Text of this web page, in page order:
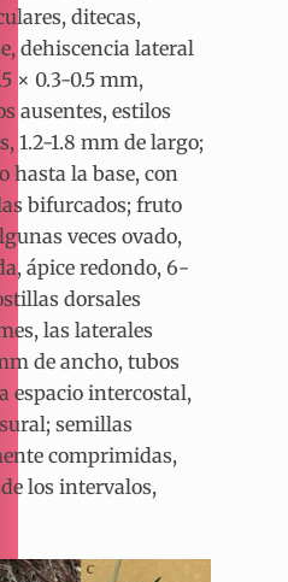
ditecas,
dehiscencia lateral
× 0.3-0.5 mm,
ausentes, estilos
1.2-1.8 mm de largo;
hasta la base, con
bifurcados; fruto
veces ovado,
ápice redondo, 6-
dorsales
las laterales
de ancho, tubos
espacio intercostal,
semillas
comprimidas,
los intervalos,